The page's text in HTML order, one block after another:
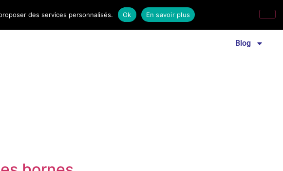
Consomag Revue familles laïques Communiqué de presse
Blog
des services personnalisés. Ok En savoir plus